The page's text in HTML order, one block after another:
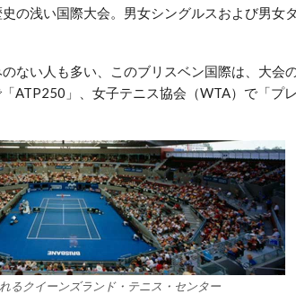
の浅い国際大会。男女シングルスおよび男女
ない人も多い、このブリスベン国際は、大会
「ATP250」、女子テニス協会（WTA）で「プ
るクイーンズランド・テニス・センター